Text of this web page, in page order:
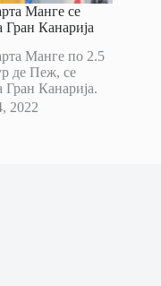
Манге се
Гран Канарија
Манге по 2.5
де Пеж, се
Гран Канарија.
2022